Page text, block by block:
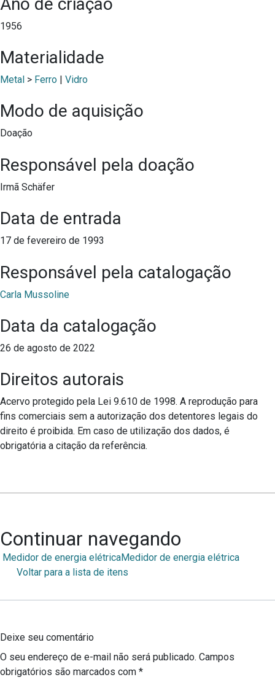
1956
Materialidade
Metal > Ferro | Vidro
Modo de aquisição
Doação
Responsável pela doação
Irmã Schäfer
Data de entrada
17 de fevereiro de 1993
Responsável pela catalogação
Carla Mussoline
Data da catalogação
26 de agosto de 2022
Direitos autorais
Acervo protegido pela Lei 9.610 de 1998. A reprodução para
fins comerciais sem a autorização dos detentores legais do
direito é proibida. Em caso de utilização dos dados, é
obrigatória a citação da referência.
Continuar navegando
Medidor de energia elétricaMedidor de energia elétrica
Voltar para a lista de itens
Deixe seu comentário
O seu endereço de e-mail não será publicado. Campos
obrigatórios são marcados com *